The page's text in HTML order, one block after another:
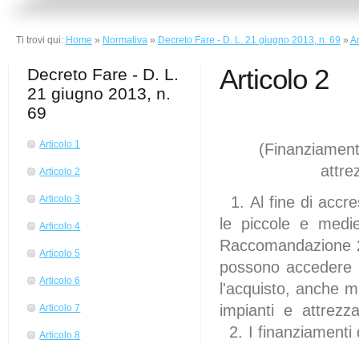
Ti trovi qui: Home » Normativa » Decreto Fare - D. L. 21 giugno 2013, n. 69 »
Decreto Fare - D. L.
21 giugno 2013, n.
69
Articolo 1
Articolo 2
Articolo 3
Articolo 4
Articolo 5
Articolo 6
Articolo 7
Articolo 8
Articolo 2
1. Al fine di
le piccole e
possono
l'acquisto, anche
impianti e
2. I